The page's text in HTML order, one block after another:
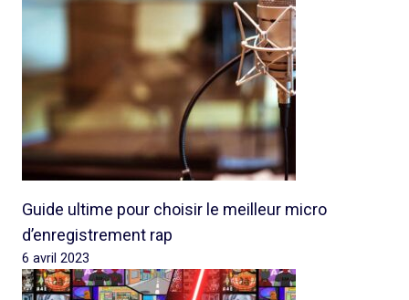
Guide ultime pour choisir le meilleur micro
d’enregistrement rap
6 avril 2023